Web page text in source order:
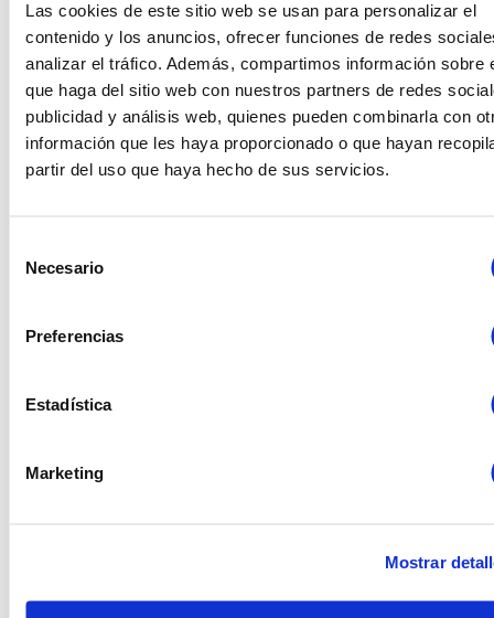
Las cookies de este sitio web se usan para personalizar el
contenido y los anuncios, ofrecer funciones de redes
analizar el tráfico. Además, compartimos información sobre
que haga del sitio web con nuestros partners de redes
publicidad y análisis web, quienes pueden combinarla con
información que les haya proporcionado o que hayan
partir del uso que haya hecho de sus servicios.
Necesario
Preferencias
Estadística
Marketing
Mostrar
Descripción: Con sudiseño clásico y opciones de
tapizado en granate,así como la variedad de los
asientos en la de rejilla, estasilla combina la elegancia
tradicional con la comodidad. Usos Ideales: Su estilo
sofisticado es ideal para eventos formales, castillos,
clubes de campo y recepciones que buscan un toque de
elegancia clásica.